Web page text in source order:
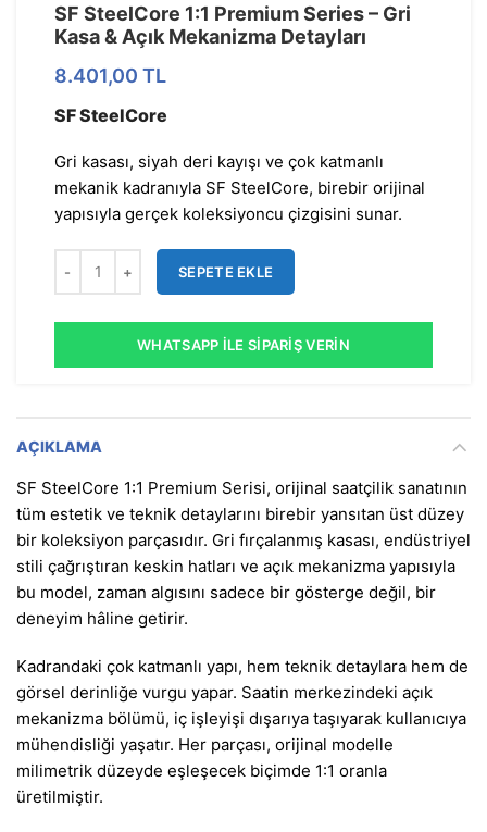
SF SteelCore 1:1 Premium Series – Gri
Kasa & Açık Mekanizma Detayları
8.401,00 TL
SF SteelCore
Gri kasası, siyah deri kayışı ve çok katmanlı
mekanik kadranıyla SF SteelCore, birebir orijinal
yapısıyla gerçek koleksiyoncu çizgisini sunar.
SEPETE EKLE
WHATSAPP İLE SIPARIŞ VERIN
AÇIKLAMA
SF SteelCore 1:1 Premium Serisi, orijinal saatçilik sanatının
tüm estetik ve teknik detaylarını birebir yansıtan üst düzey
bir koleksiyon parçasıdır. Gri fırçalanmış kasası, endüstriyel
stili çağrıştıran keskin hatları ve açık mekanizma yapısıyla
bu model, zaman algısını sadece bir gösterge değil, bir
deneyim hâline getirir.
Kadrandaki çok katmanlı yapı, hem teknik detaylara hem de
görsel derinliğe vurgu yapar. Saatin merkezindeki açık
mekanizma bölümü, iç işleyişi dışarıya taşıyarak kullanıcıya
mühendisliği yaşatır. Her parçası, orijinal modelle
milimetrik düzeyde eşleşecek biçimde 1:1 oranla
üretilmiştir.